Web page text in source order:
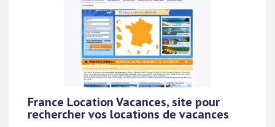
France Location Vacances, site pour
rechercher vos locations de vacances